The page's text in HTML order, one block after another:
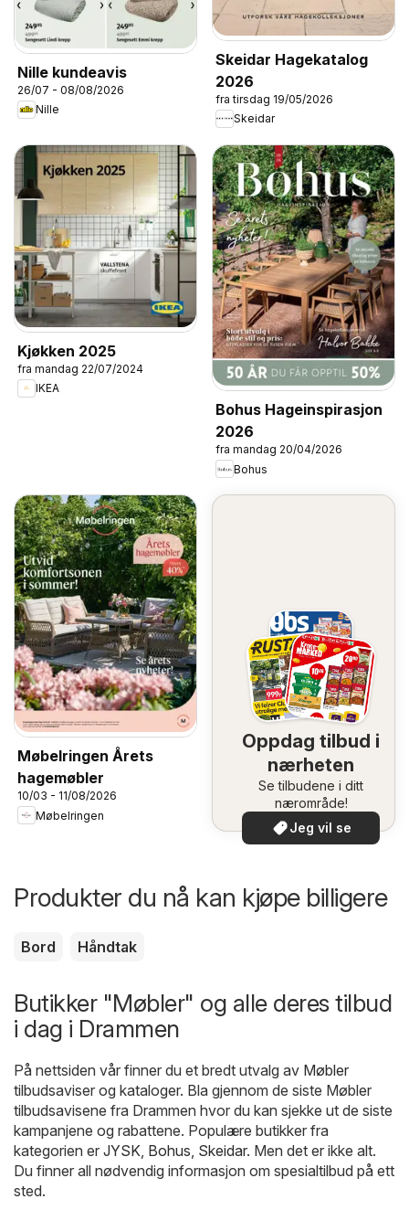
Nille kundeavis
26/07 - 08/08/2026
Nille
Skeidar Hagekatalog
2026
fra tirsdag 19/05/2026
Skeidar
Kjøkken 2025
fra mandag 22/07/2024
IKEA
Bohus Hageinspirasjon
2026
fra mandag 20/04/2026
Bohus
Møbelringen Årets
hagemøbler
10/03 - 11/08/2026
Møbelringen
Oppdag tilbud i
nærheten
Se tilbudene i ditt
nærområde!
Jeg vil se
Produkter du nå kan kjøpe billigere
Bord Håndtak
Butikker "Møbler" og alle deres tilbud
i dag i Drammen
På nettsiden vår finner du et bredt utvalg av Møbler
tilbudsaviser og kataloger. Bla gjennom de siste Møbler
tilbudsavisene fra Drammen hvor du kan sjekke ut de siste
kampanjene og rabattene. Populære butikker fra
kategorien er JYSK, Bohus, Skeidar. Men det er ikke alt.
Du finner all nødvendig informasjon om spesialtilbud på ett
sted.